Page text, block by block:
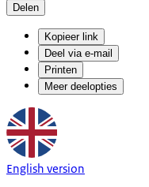
Delen
Kopieer link
Deel via e-mail
Printen
Meer deelopties
English version